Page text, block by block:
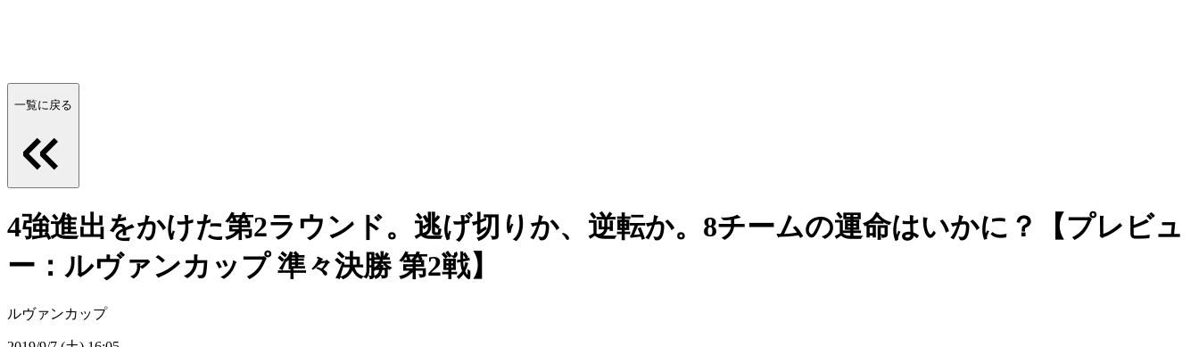
一覧に戻る
4強進出をかけた第2ラウンド。逃げ切りか、逆転か。8チームの運命はいかに？【プレビュ
ー：ルヴァンカップ 準々決勝 第2戦】
ルヴァンカップ